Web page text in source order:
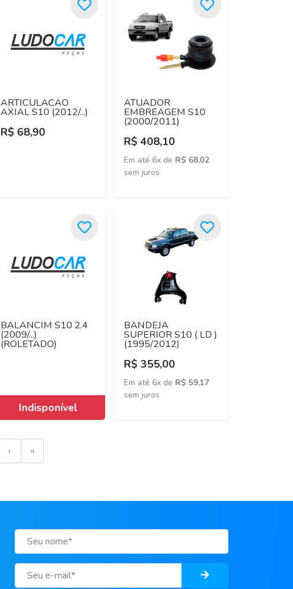
ARTICULACAO
AXIAL S10 (2012/...)
R$ 68,90
ATUADOR
EMBREAGEM S10
(2000/2011)
R$ 408,10
Em até 6x de R$ 68,02
sem juros
BALANCIM S10 2.4
(2009/...)
(ROLETADO)
BANDEJA
SUPERIOR S10 ( LD )
(1995/2012)
R$ 355,00
Em até 6x de R$ 59,17
sem juros
› »